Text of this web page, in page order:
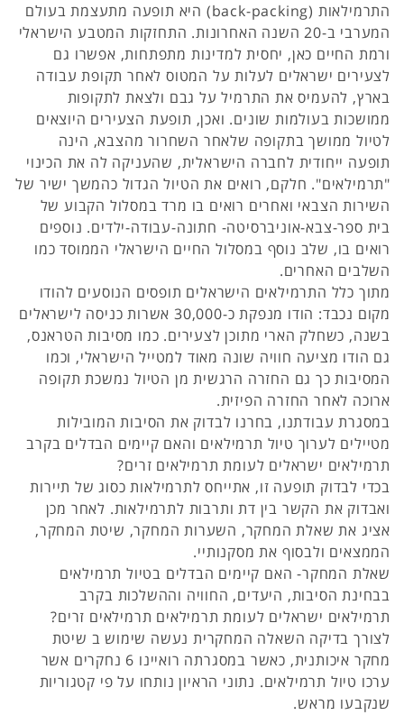
התרמילאות (back-packing) היא תופעה מתעצמת בעולם
המערבי ב-20 השנה האחרונות. התחזקות המטבע הישראלי
ורמת החיים כאן, יחסית למדינות מתפתחות, אפשרו גם
לצעירים ישראלים לעלות על המטוס לאחר תקופת עבודה
בארץ, להעמיס את התרמיל על גבם ולצאת לתקופות
ממושכות בעולמות שונים. ואכן, תופעת הצעירים היוצאים
לטיול ממושך בתקופה שלאחר השחרור מהצבא, הינה
תופעה ייחודית לחברה הישראלית, שהעניקה לה את הכינוי
"תרמילאים". חלקם, רואים את הטיול הגדול כהמשך ישיר של
השירות הצבאי ואחרים רואים בו מרד במסלול הקבוע של
בית ספר-צבא-אוניברסיטה- חתונה-עבודה-ילדים. נוספים
רואים בו, שלב נוסף במסלול החיים הישראלי הממוסד כמו
השלבים האחרים.
מתוך כלל התרמילאים הישראלים תופסים הנוסעים להודו
מקום נכבד: הודו מנפקת כ-30,000 אשרות כניסה לישראלים
בשנה, כשחלק הארי מתוכן לצעירים. כמו מסיבות הטראנס,
גם הודו מציעה חוויה שונה מאוד למטייל הישראלי, וכמו
המסיבות כך גם החזרה הרגשית מן הטיול נמשכת תקופה
ארוכה לאחר החזרה הפיזית.
במסגרת עבודתנו, בחרנו לבדוק את הסיבות המובילות
מטיילים לערוך טיול תרמילאים והאם קיימים הבדלים בקרב
תרמילאים ישראלים לעומת תרמילאים זרים?
בכדי לבדוק תופעה זו, אתייחס לתרמילאות כסוג של תיירות
ואבדוק את הקשר בין דת ותרבות לתרמילאות. לאחר מכן
אציג את שאלת המחקר, השערות המחקר, שיטת המחקר,
הממצאים ולבסוף את מסקנותיי.
שאלת המחקר- האם קיימים הבדלים בטיול תרמילאים
בבחינת הסיבות, היעדים, החוויה וההשלכות בקרב
תרמילאים ישראלים לעומת תרמילאים תרמילאים זרים?
לצורך בדיקה השאלה המחקרית נעשה שימוש ב שיטת
מחקר איכותנית, כאשר במסגרתה רואיינו 6 נחקרים אשר
ערכו טיול תרמילאים. נתוני הראיון נותחו על פי קטגוריות
שנקבעו מראש.